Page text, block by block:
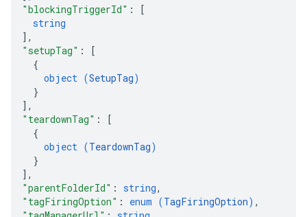
"blockingTriggerId" :
[
string
] ,
"setupTag" :
[
{
object (SetupTag)
}
] ,
"teardownTag" :
[
{
object (TeardownTag)
}
] ,
"parentFolderId" : string,
"tagFiringOption" : enum (TagFiringOption) ,